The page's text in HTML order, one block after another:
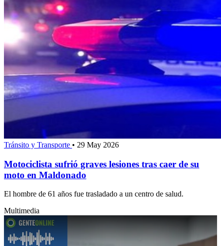
Tránsito y Transporte • 29 May 2026
Motociclista sufrió graves lesiones tras caer de su
moto en Maldonado
El hombre de 61 años fue trasladado a un centro de salud.
Multimedia